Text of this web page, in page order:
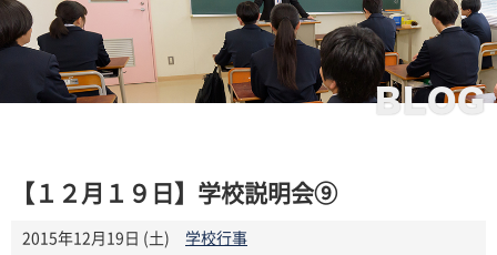
BLOG
【１２月１９日】学校説明会⑨
2015年12月19日 (土)
学校行事